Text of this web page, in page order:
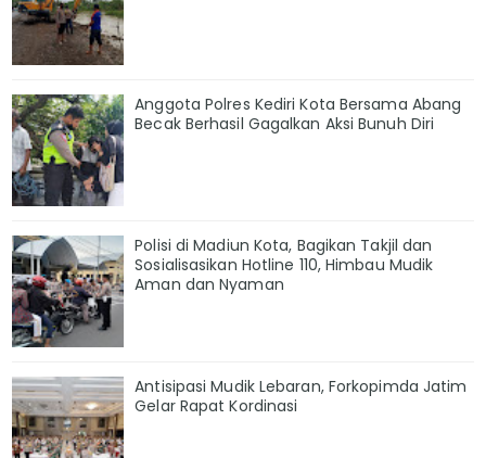
Anggota Polres Kediri Kota Bersama Abang
Becak Berhasil Gagalkan Aksi Bunuh Diri
Polisi di Madiun Kota, Bagikan Takjil dan
Sosialisasikan Hotline 110, Himbau Mudik
Aman dan Nyaman
Antisipasi Mudik Lebaran, Forkopimda Jatim
Gelar Rapat Kordinasi